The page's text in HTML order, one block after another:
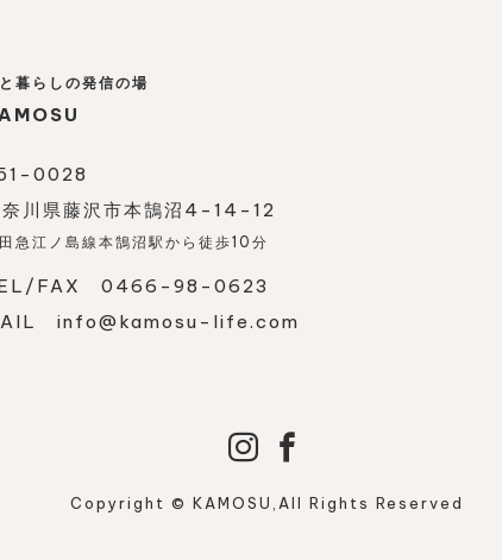
暮らしの発信の場
0028
川県藤沢市本鵠沼4-14-12
急江ノ島線本鵠沼駅から徒歩10分
FAX 0466-98-0623
info@kamosu-life.com
Copyright © KAMOSU,All Rights Reserved